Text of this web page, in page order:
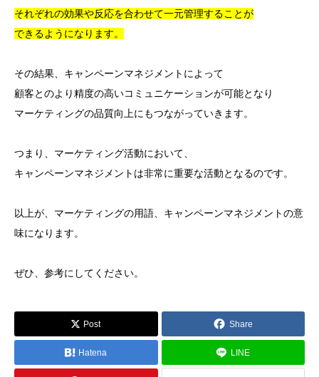
それぞれの効果や反応を合わせて一元管理することが
できるようになります。
その結果、キャンペーンマネジメントによって
顧客とのより精度の高いコミュニケーションが可能となり
マーケティングの品質向上にもつながっていきます。
つまり、マーケティング活動において、
キャンペーンマネジメントは非常に重要な活動となるのです。
以上が、マーケティングの用語、キャンペーンマネジメントの意
味になります。
ぜひ、参考にしてください。
Post Share
Hatena LINE